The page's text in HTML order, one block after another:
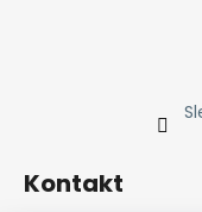
Kontakt